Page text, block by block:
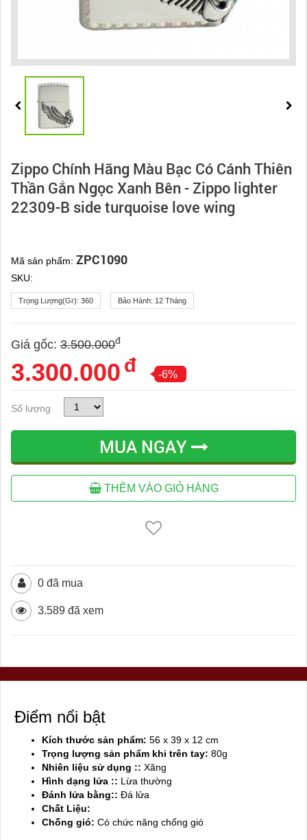
Zippo Chính Hãng Màu Bạc Có Cánh Thiên
Thần Gắn Ngọc Xanh Bên - Zippo lighter
22309-B side turquoise love wing
Mã sản phẩm: ZPC1090
SKU:
Trọng Lượng(gr): 360 Bảo Hành: 12 Tháng
Giá gốc: 3.500.000đ
3.300.000 đ -6%
Số lượng
MUA NGAY
THÊM VÀO GIỎ HÀNG
0 đã mua
3.589 đã xem
Điểm nổi bật
Kích thước sản phẩm: 56 x 39 x 12 cm
Trọng lượng sản phẩm khi trên tay: 80g
Nhiên liệu sử dụng :: Xăng
Hình dạng lửa :: Lừa thường
Đánh lửa bằng:: Đá lửa
Chất Liệu:
Chống gió: Có chức năng chống gió